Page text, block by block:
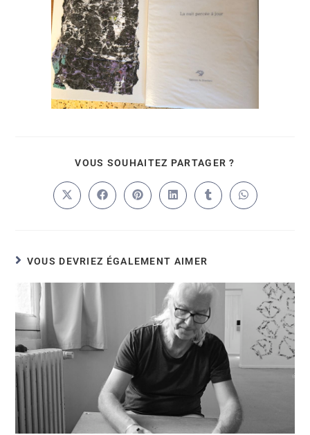
VOUS SOUHAITEZ PARTAGER ?
VOUS DEVRIEZ ÉGALEMENT AIMER